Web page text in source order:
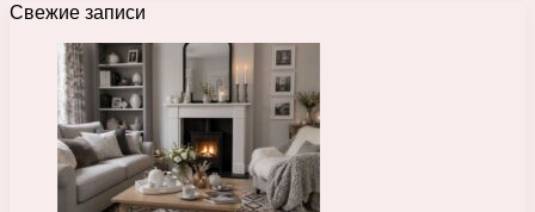
Свежие записи